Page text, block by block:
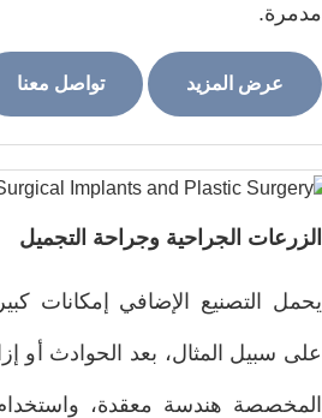
مدمرة.
عرض المزيد تواصل معنا
الزرعات الجراحية وجراحة التجميل
يحمل التصنيع الإضافي إمكانات
على سبيل المثال، بعد الحوادث أو
المخصصة هندسة معقدة،